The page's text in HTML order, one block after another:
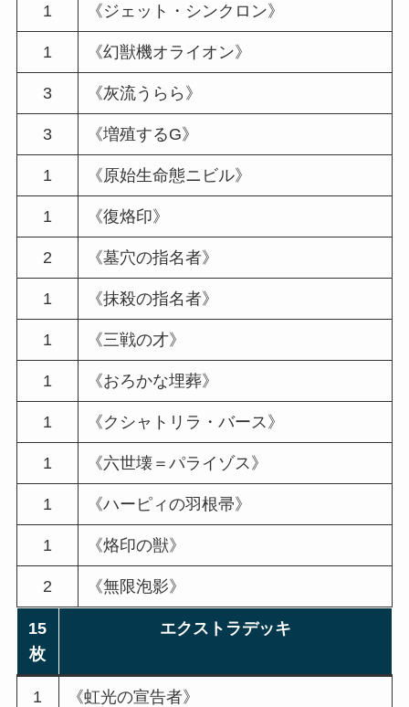
1 《ジェット・シンクロン》
1 《幻獣機オライオン》
3 《灰流うらら》
3 《増殖するG》
1 《原始生命態ニビル》
1 《復烙印》
2 《墓穴の指名者》
1 《抹殺の指名者》
1 《三戦の才》
1 《おろかな埋葬》
1 《クシャトリラ・バース》
1 《六世壊＝パライゾス》
1 《ハーピィの羽根帚》
1 《烙印の獣》
2 《無限泡影》
15
枚
エクストラデッキ
1 《虹光の宣告者》